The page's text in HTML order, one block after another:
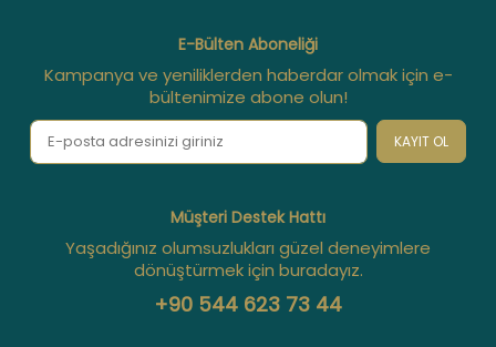
E-Bülten Aboneliği
Kampanya ve yeniliklerden haberdar olmak için e-
bültenimize abone olun!
KAYIT OL
Müşteri Destek Hattı
Yaşadığınız olumsuzlukları güzel deneyimlere
dönüştürmek için buradayız.
+90 544 623 73 44